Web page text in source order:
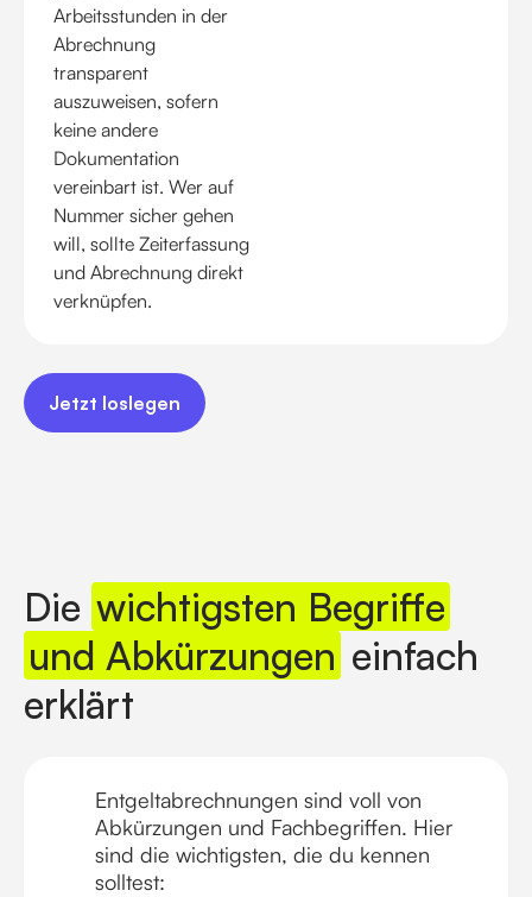
Arbeitsstunden in der
Abrechnung
transparent
auszuweisen, sofern
keine andere
Dokumentation
vereinbart ist. Wer auf
Nummer sicher gehen
will, sollte Zeiterfassung
und Abrechnung direkt
verknüpfen.
Jetzt loslegen
Jetzt loslegen
Die wichtigsten Begriffe
und Abkürzungen einfach
erklärt
Entgeltabrechnungen sind voll von
Abkürzungen und Fachbegriffen. Hier
sind die wichtigsten, die du kennen
solltest: